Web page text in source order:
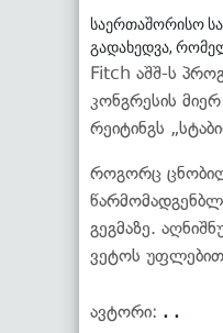
საერთაშორისო
გადახედვა,
Fitch აშშ-ს
კონგრესის მიერ
რეიტინგს
როგორც
გეგმაზე.
ვეტოს
ავტორი: . .